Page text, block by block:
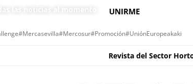
las noticias al momento UNIRME
#Mercasevilla#Mercosur#Promoción#UniónEuropeakaki
Revista del Sector